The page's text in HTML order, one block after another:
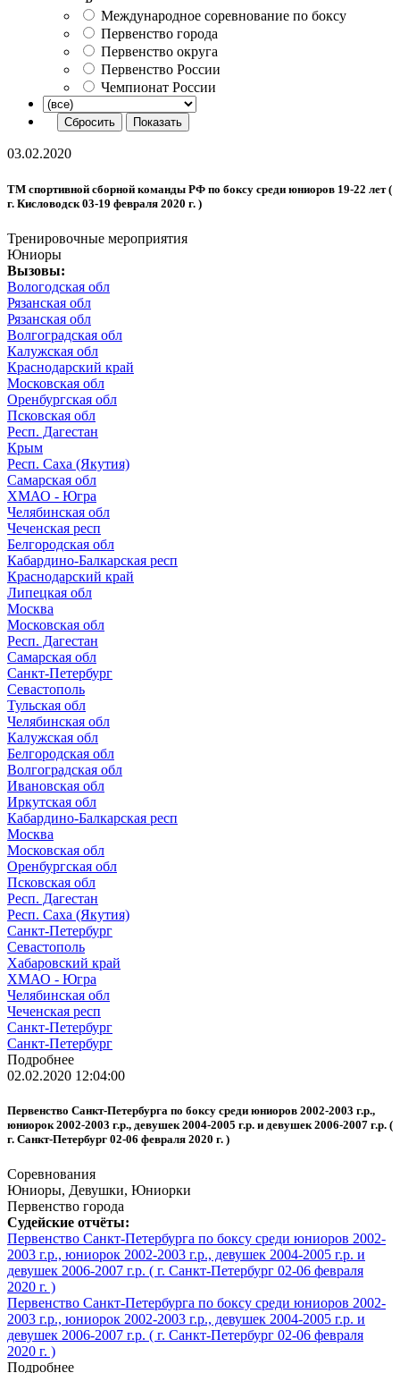
Международное соревнование по боксу
Первенство города
Первенство округа
Первенство России
Чемпионат России
03.02.2020
ТМ спортивной сборной команды РФ по боксу среди юниоров 19-22 лет (
г. Кисловодск 03-19 февраля 2020 г. )
Тренировочные мероприятия
Юниоры
Вызовы:
Вологодская обл
Рязанская обл
Рязанская обл
Волгоградская обл
Калужская обл
Краснодарский край
Московская обл
Оренбургская обл
Псковская обл
Респ. Дагестан
Крым
Респ. Саха (Якутия)
Самарская обл
ХМАО - Югра
Челябинская обл
Чеченская респ
Белгородская обл
Кабардино-Балкарская респ
Краснодарский край
Липецкая обл
Москва
Московская обл
Респ. Дагестан
Самарская обл
Санкт-Петербург
Севастополь
Тульская обл
Челябинская обл
Калужская обл
Белгородская обл
Волгоградская обл
Ивановская обл
Иркутская обл
Кабардино-Балкарская респ
Москва
Московская обл
Оренбургская обл
Псковская обл
Респ. Дагестан
Респ. Саха (Якутия)
Санкт-Петербург
Севастополь
Хабаровский край
ХМАО - Югра
Челябинская обл
Чеченская респ
Санкт-Петербург
Санкт-Петербург
Подробнее
02.02.2020 12:04:00
Первенство Санкт-Петербурга по боксу среди юниоров 2002-2003 г.р.,
юниорок 2002-2003 г.р., девушек 2004-2005 г.р. и девушек 2006-2007 г.р. (
г. Санкт-Петербург 02-06 февраля 2020 г. )
Соревнования
Юниоры, Девушки, Юниорки
Первенство города
Судейские отчёты:
Первенство Санкт-Петербурга по боксу среди юниоров 2002-
2003 г.р., юниорок 2002-2003 г.р., девушек 2004-2005 г.р. и
девушек 2006-2007 г.р. ( г. Санкт-Петербург 02-06 февраля
2020 г. )
Первенство Санкт-Петербурга по боксу среди юниоров 2002-
2003 г.р., юниорок 2002-2003 г.р., девушек 2004-2005 г.р. и
девушек 2006-2007 г.р. ( г. Санкт-Петербург 02-06 февраля
2020 г. )
Подробнее